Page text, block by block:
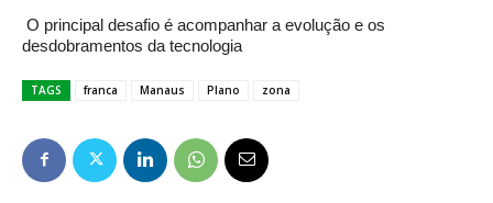
Amazônia
O principal desafio é acompanhar a evolução e os
desdobramentos da tecnologia
TAGS franca Manaus Plano zona